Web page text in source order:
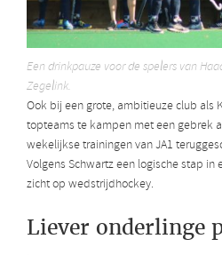
Een drinkpauze voor de spelers van
Zegelink.
Ook bij een grote, ambitieuze club als
topteams te kampen met een gebrek
wekelijkse trainingen van JA1
Volgens Schwartz een logische stap
zicht op wedstrijdhockey.
Liever onderlinge